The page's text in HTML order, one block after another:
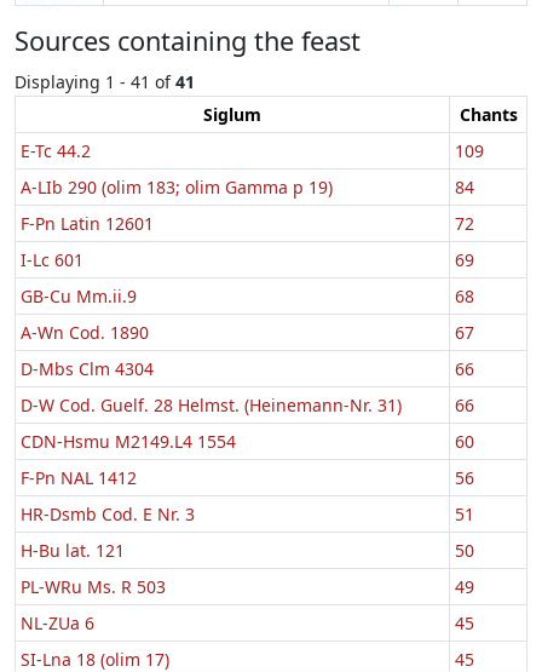
Sources containing the feast
Displaying 1 - 41 of41
Siglum
Chants
E-Tc 44.2
109
A-LIb 290 (olim 183; olim Gamma p 19)
84
F-Pn Latin 12601
72
I-Lc 601
69
GB-Cu Mm.ii.9
68
A-Wn Cod. 1890
67
D-Mbs Clm 4304
66
D-W Cod. Guelf. 28 Helmst. (Heinemann-Nr. 31)
66
CDN-Hsmu M2149.L4 1554
60
F-Pn NAL 1412
56
HR-Dsmb Cod. E Nr. 3
51
H-Bu lat. 121
50
PL-WRu Ms. R 503
49
NL-ZUa 6
45
SI-Lna 18 (olim 17)
45